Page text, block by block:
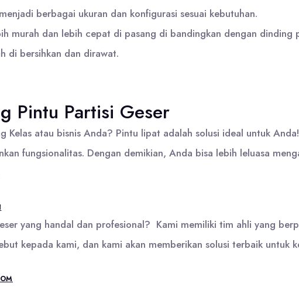
berbagai ukuran dan konfigurasi sesuai kebutuhan.
murah dan lebih cepat di pasang di bandingkan dengan dinding
di bersihkan dan dirawat.
Pintu Partisi Geser
Kelas atau bisnis Anda? Pintu lipat adalah solusi ideal untuk
fungsionalitas. Dengan demikian, Anda bisa lebih leluasa
yang handal dan profesional? Kami memiliki tim ahli yang
kepada kami, dan kami akan memberikan solusi terbaik untuk